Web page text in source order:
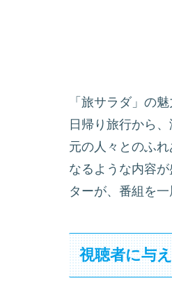
「旅サラダ」の
日帰り旅行から
元の人々とのふ
なるような内容
ターが、番組を
視聴者に与